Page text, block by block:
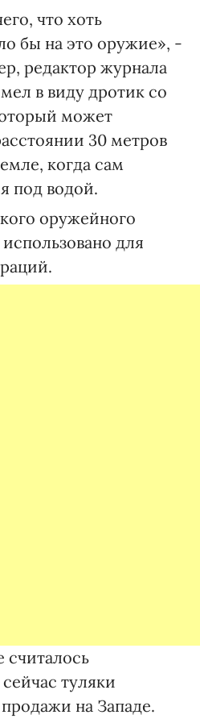
что хоть
бы на это оружие», -
редактор журнала
в виду дротик со
может
30 метров
когда сам
под водой.
оружейного
для
считалось
туляки
на Западе.